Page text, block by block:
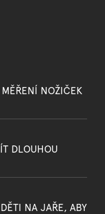
NOŽIČEK
DLOUHOU
NA JAŘE, ABY